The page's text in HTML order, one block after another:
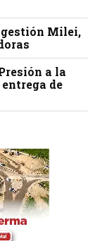
Milei,
a la
de